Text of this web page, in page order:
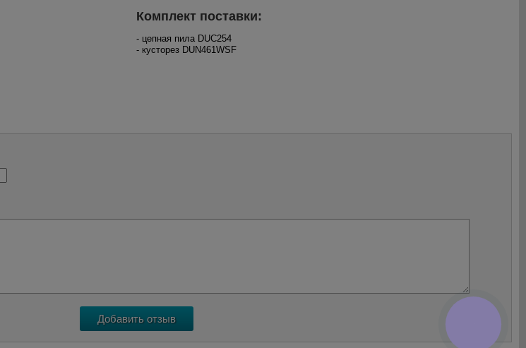
Комплект поставки:
- цепная пила DUC254
- кусторез DUN461WSF